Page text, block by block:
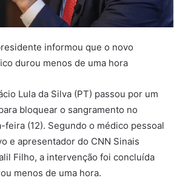
informou que o novo
durou menos de uma hora
Lula da Silva (PT) passou por um
bloquear o sangramento no
(12). Segundo o médico pessoal
e apresentador do CNN Sinais
Filho, a intervenção foi concluída
menos de uma hora.